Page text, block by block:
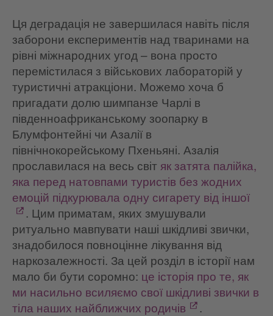
Ця деградація не завершилася навіть після
заборони експериментів над тваринами на
рівні міжнародних угод – вона просто
перемістилася з військових лабораторій у
туристичні атракціони. Можемо хоча б
пригадати долю шимпанзе Чарлі в
південноафриканському зоопарку в
Блумфонтейні чи Азалії в
північнокорейському Пхеньяні. Азалія
прославилася на весь світ як затята палійка,
яка перед натовпами туристів без жодних
емоцій підкурювала одну сигарету від іншої
. Цим приматам, яких змушували
ритуально мавпувати наші шкідливі звички,
знадобилося повноцінне лікування від
наркозалежності. За цей розділ в історії нам
мало би бути соромно: це історія про те, як
ми насильно всиляємо свої шкідливі звички в
тіла наших найближчих родичів
.